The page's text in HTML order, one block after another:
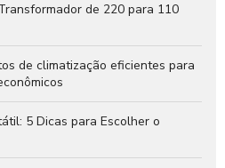
de 220 para 110
de climatização eficientes para
5 Dicas para Escolher o